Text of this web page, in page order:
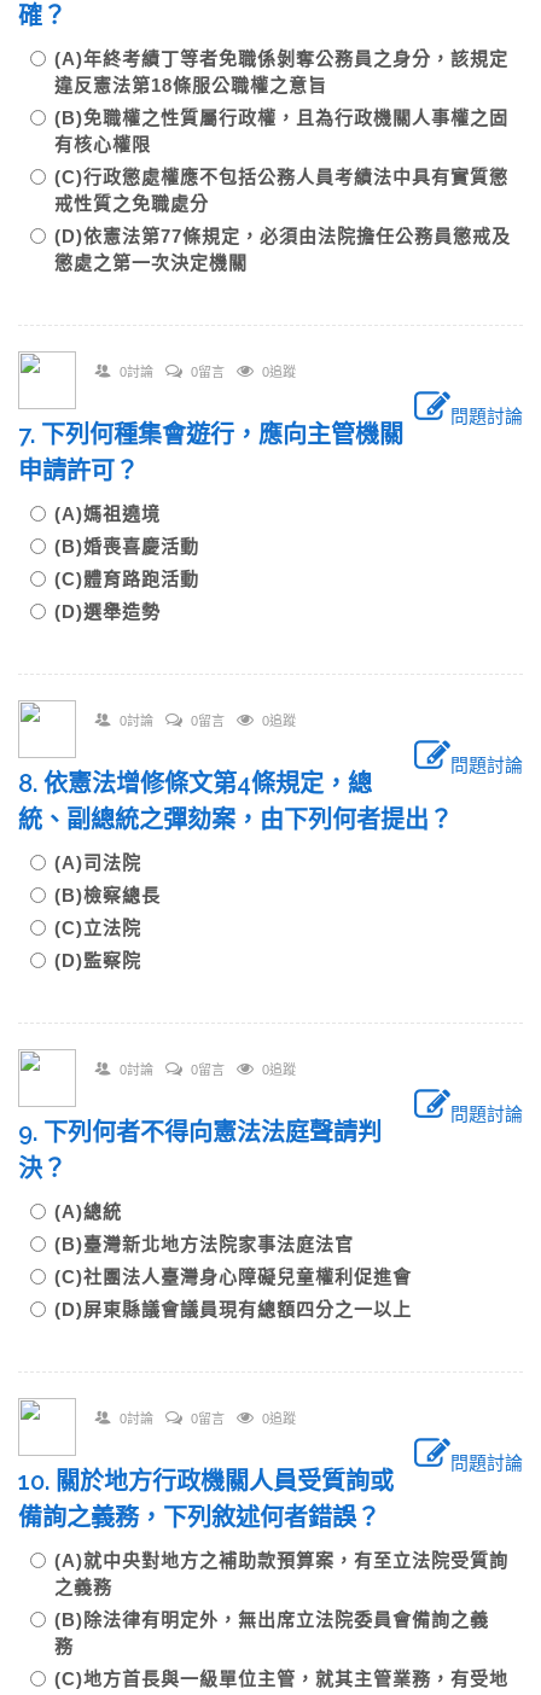
確？
(A)年終考績丁等者免職係剝奪公務員之身分，該規定
違反憲法第18條服公職權之意旨
(B)免職權之性質屬行政權，且為行政機關人事權之固
有核心權限
(C)行政懲處權應不包括公務人員考績法中具有實質懲
戒性質之免職處分
(D)依憲法第77條規定，必須由法院擔任公務員懲戒及
懲處之第一次決定機關
0討論 0留言 0追蹤
問題討論
7. 下列何種集會遊行，應向主管機關
申請許可？
(A)媽祖遶境
(B)婚喪喜慶活動
(C)體育路跑活動
(D)選舉造勢
0討論 0留言 0追蹤
問題討論
8. 依憲法增修條文第4條規定，總
統、副總統之彈劾案，由下列何者提出？
(A)司法院
(B)檢察總長
(C)立法院
(D)監察院
0討論 0留言 0追蹤
問題討論
9. 下列何者不得向憲法法庭聲請判
決？
(A)總統
(B)臺灣新北地方法院家事法庭法官
(C)社團法人臺灣身心障礙兒童權利促進會
(D)屏東縣議會議員現有總額四分之一以上
0討論 0留言 0追蹤
問題討論
10. 關於地方行政機關人員受質詢或
備詢之義務，下列敘述何者錯誤？
(A)就中央對地方之補助款預算案，有至立法院受質詢
之義務
(B)除法律有明定外，無出席立法院委員會備詢之義
務
(C)地方首長與一級單位主管，就其主管業務，有受地